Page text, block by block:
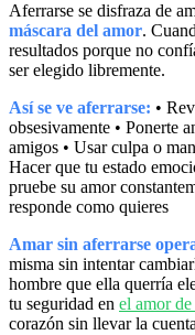
Aferrarse se disfraza de
máscara del amor.
resultados porque no
ser elegido libremente.
Así se ve aferrarse: •
obsesivamente • Ponerte
amigos • Usar culpa o
Hacer que tu estado
pruebe su amor
responde como quieres
Amar sin aferrarse
misma sin intentar
hombre que ella querría
tu seguridad en el amor
corazón sin llevar la